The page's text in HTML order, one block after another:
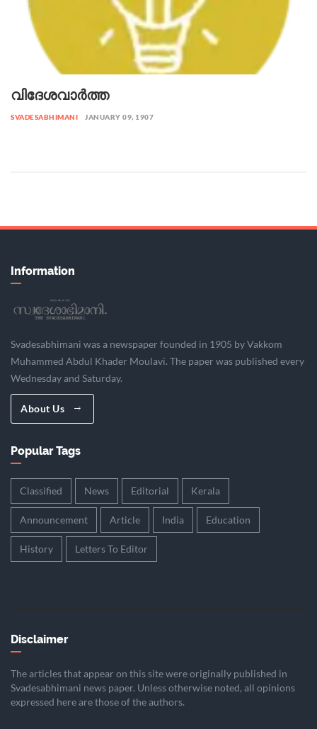
വിദേശവാർത്ത
SVADESABHIMANI JANUARY 09, 1907
Information
Svadesabhimani was a newspaper founded in 1905 by Vakkom
Muhammed Abdul Khader Moulavi. The paper was published every
Wednesday and Saturday.
About Us
Popular Tags
Classified News Editorial Kerala
Announcement Article India Education
History Letters To Editor
Disclaimer
The articles that appear on this site were originally published in
Svadesabhimani news paper. Unless otherwise noted, all opinions
expressed here are those of the authors.